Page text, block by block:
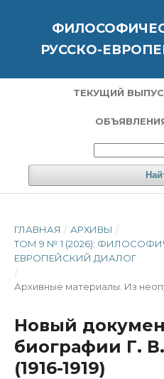
РУССКО-
ТЕКУЩИЙ
ГЛАВНАЯ / АРХИВЫ /
ТОМ 9 № 1 (2026):
ЕВРОПЕЙСКИЙ ДИАЛОГ
/
Архивные материалы. Из
Новый
биографии Г.
(1916-1919)